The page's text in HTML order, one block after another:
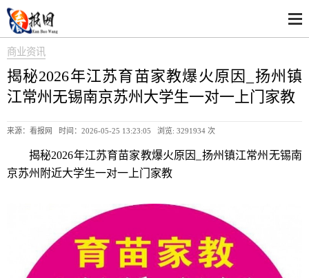
商业资讯
揭秘2026年江苏育苗家教爆火原因_扬州镇
江常州无锡南京苏州大学生一对一上门家教
来源：看报网 时间：2026-05-25 13:23:05 浏览: 3291934 次
揭秘2026年江苏育苗家教爆火原因_扬州镇江常州无锡南
京苏州附近大学生一对一上门家教